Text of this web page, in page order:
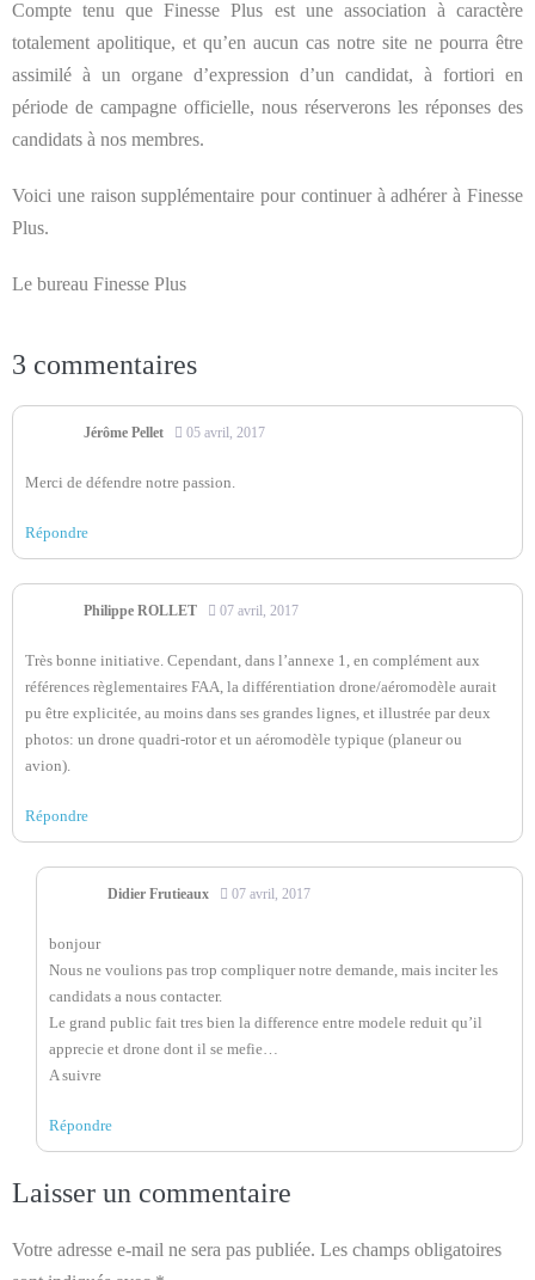
Compte tenu que Finesse Plus est une association à caractère
totalement apolitique, et qu’en aucun cas notre site ne pourra être
assimilé à un organe d’expression d’un candidat, à fortiori en
période de campagne officielle, nous réserverons les réponses des
candidats à nos membres.
Voici une raison supplémentaire pour continuer à adhérer à Finesse
Plus.
Le bureau Finesse Plus
3 commentaires
Jérôme Pellet 05 avril, 2017
Merci de défendre notre passion.
Répondre
Philippe ROLLET 07 avril, 2017
Très bonne initiative. Cependant, dans l’annexe 1, en complément aux
références règlementaires FAA, la différentiation drone/aéromodèle aurait
pu être explicitée, au moins dans ses grandes lignes, et illustrée par deux
photos: un drone quadri-rotor et un aéromodèle typique (planeur ou
avion).
Répondre
Didier Frutieaux 07 avril, 2017
bonjour
Nous ne voulions pas trop compliquer notre demande, mais inciter les
candidats a nous contacter.
Le grand public fait tres bien la difference entre modele reduit qu’il
apprecie et drone dont il se mefie…
A suivre
Répondre
Laisser un commentaire
Votre adresse e-mail ne sera pas publiée. Les champs obligatoires